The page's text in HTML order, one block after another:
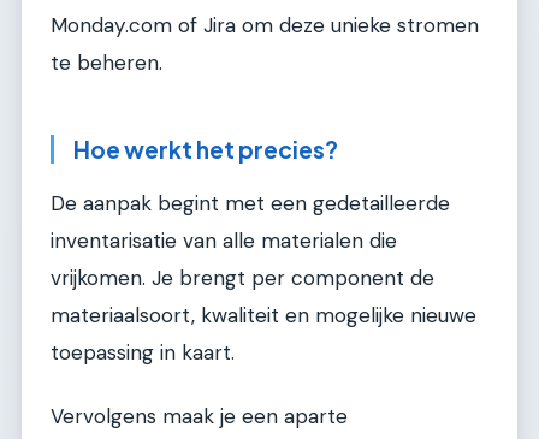
Monday.com of Jira om deze unieke stromen
te beheren.
Hoe werkt het precies?
De aanpak begint met een gedetailleerde
inventarisatie van alle materialen die
vrijkomen. Je brengt per component de
materiaalsoort, kwaliteit en mogelijke nieuwe
toepassing in kaart.
Vervolgens maak je een aparte